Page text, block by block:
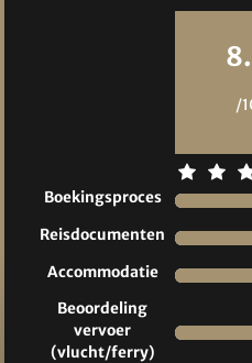
/
Boekingsproces
Reisdocumenten
Accommodatie
Beoordeling
vervoer
(vlucht/ferry)